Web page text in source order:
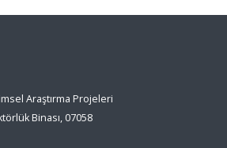
Araştırma Projeleri
Binası, 07058